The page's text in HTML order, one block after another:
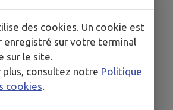
:Autorisation d'urbanisme |
des cookies. Un cookie est
enregistré sur votre terminal
sur le site.
plus, consultez notre Politique
cookies